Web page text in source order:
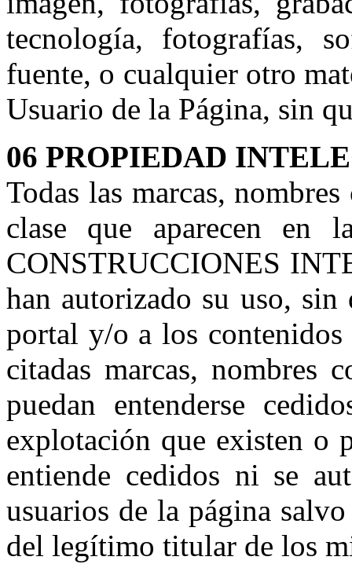
tecnología, fotografías,
fuente, o cualquier otro
Usuario de la Página, sin
06 PROPIEDAD
Todas las marcas,
clase que aparecen en
CONSTRUCCIONES
han autorizado su uso, sin
portal y/o a los
citadas marcas, nombres
puedan entenderse
explotación que existen o
entiende cedidos ni se
usuarios de la página
del legítimo titular de los